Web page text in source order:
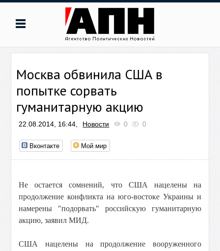
Москва обвинила США в
попытке сорвать
гуманитарную акцию
22.08.2014, 16:44, Новости 0 0
Вконтакте Мой мир
Не остается сомнений, что США нацелены на
продолжение конфликта на юго-востоке Украины и
намерены "подорвать" российскую гуманитарную
акцию, заявил МИД.
США нацелены на продолжение вооруженного